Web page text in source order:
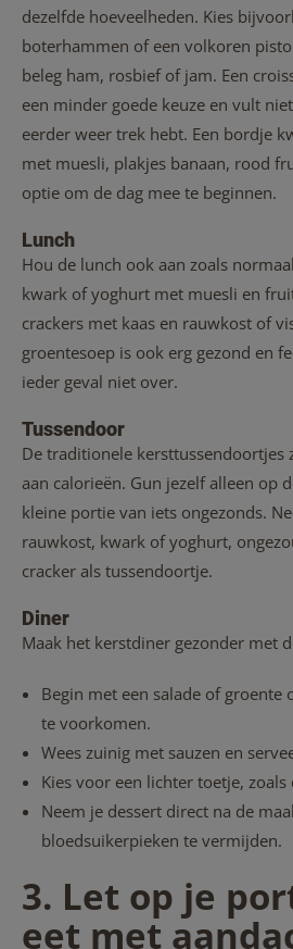
dezelfde hoeveelheden. Kies
boterhammen of een volkoren
beleg ham, rosbief of jam. Een
een minder goede keuze en vult
eerder weer trek hebt. Een bordje
met muesli, plakjes banaan, rood
optie om de dag mee te beginnen.
Lunch
Hou de lunch ook aan zoals
kwark of yoghurt met muesli en
crackers met kaas en rauwkost of
groentesoep is ook erg gezond en
ieder geval niet over.
Tussendoor
De traditionele kersttussendoortjes
aan calorieën. Gun jezelf alleen op
kleine portie van iets ongezonds.
rauwkost, kwark of yoghurt,
cracker als tussendoortje.
Diner
Maak het kerstdiner gezonder met
Begin met een salade of groente
te voorkomen.
Wees zuinig met sauzen en
Kies voor een lichter toetje, zoals
Neem je dessert direct na de
bloedsuikerpieken te vermijden.
3. Let op je
eet met